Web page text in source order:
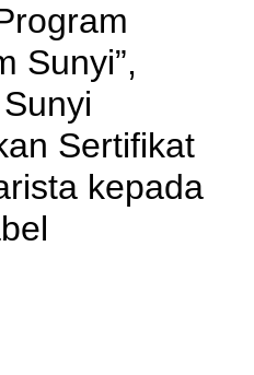
Sunyi”,
Sertifikat
kepada